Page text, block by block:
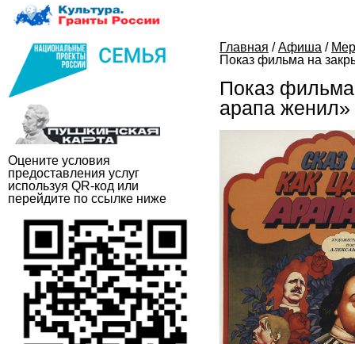
Оцените условия
предоставления услуг
используя QR-код или
перейдите по ссылке ниже
Главная / Афиша /
Показ фильма на
Показ
арапа женил»